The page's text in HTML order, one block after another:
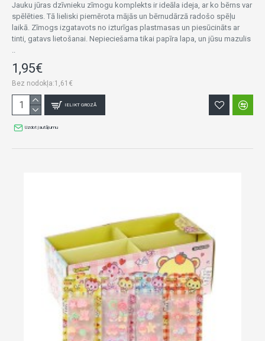
Jauku jūras dzīvnieku zīmogu komplekts ir ideāla ideja, ar ko bērns var
spēlēties. Tā lieliski piemērota mājās un bērnudārzā radošo spēļu
laikā. Zīmogs izgatavots no izturīgas plastmasas un piesūcināts ar
tinti, gatavs lietošanai. Nepieciešama tikai papīra lapa, un jūsu mazulis
..
1,95€
Bez nodokļa:1,61€
IELIKT GROZĀ
Uzdot jautājumu